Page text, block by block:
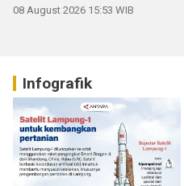
08 August 2026 15:53 WIB
Infografik